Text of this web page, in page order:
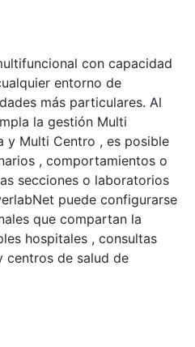
con capacidad
entorno de
más particulares. Al
la gestión Multi
y Multi Centro , es posible
, comportamientos o
secciones o laboratorios
puede configurarse
que compartan la
hospitales , consultas
centros de salud de